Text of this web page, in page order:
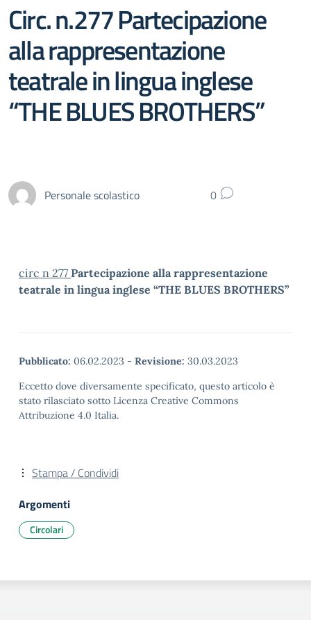
Circ. n.277 Partecipazione
alla rappresentazione
teatrale in lingua inglese
“THE BLUES BROTHERS”
Personale scolastico 0
circ n 277 Partecipazione alla rappresentazione
teatrale in lingua inglese “THE BLUES BROTHERS”
Pubblicato: 06.02.2023 - Revisione: 30.03.2023
Eccetto dove diversamente specificato, questo articolo è
stato rilasciato sotto Licenza Creative Commons
Attribuzione 4.0 Italia.
Stampa / Condividi
Argomenti
Circolari